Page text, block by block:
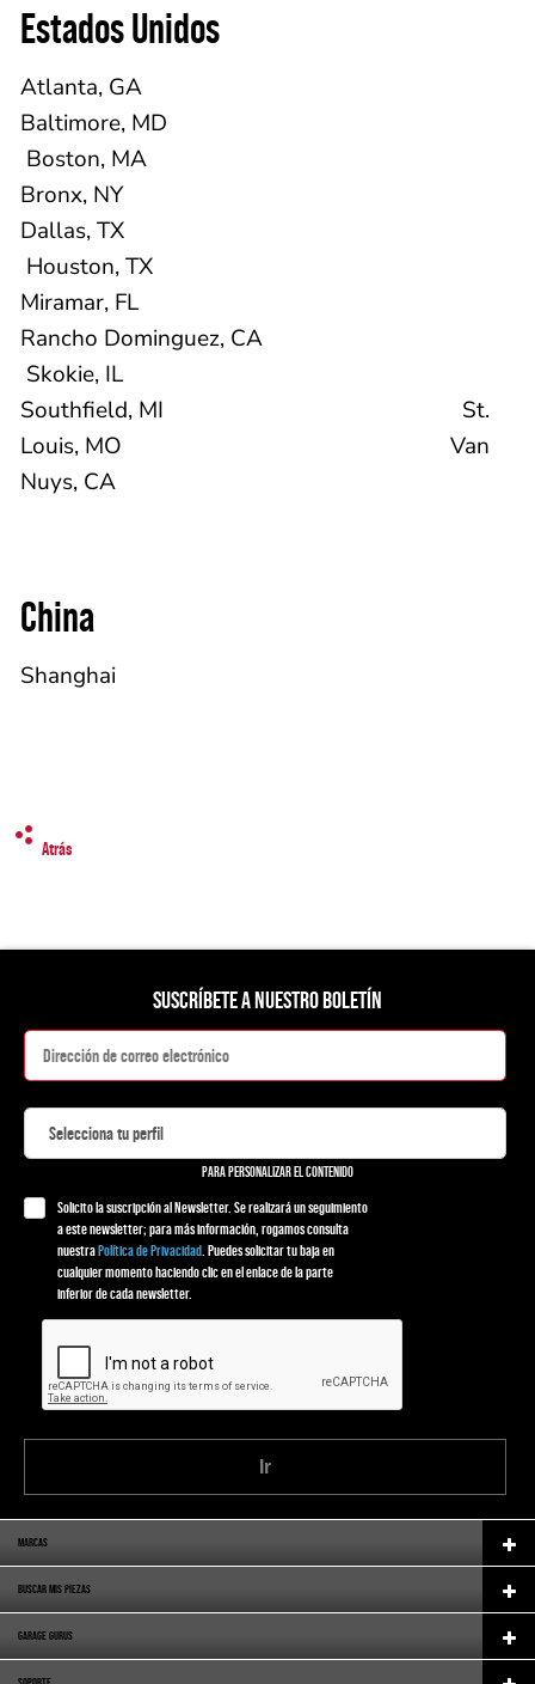
Estados Unidos
Atlanta, GA
Baltimore, MD
Boston, MA
Bronx, NY
Dallas, TX
Houston, TX
Miramar, FL
Rancho Dominguez, CA
Skokie, IL
Southfield, MI St.
Louis, MO Van
Nuys, CA
China
Shanghai
Atrás
SUSCRÍBETE A NUESTRO BOLETÍN
PARA PERSONALIZAR EL CONTENIDO
Solicito la suscripción al Newsletter. Se realizará un seguimiento
a este newsletter; para más información, rogamos consulta
nuestraPolítica de Privacidad. Puedes solicitar tu baja en
cualquier momento haciendo clic en el enlace de la parte
inferior de cada newsletter.
Ir
MARCAS
BUSCAR MIS PIEZAS
GARAGE GURUS